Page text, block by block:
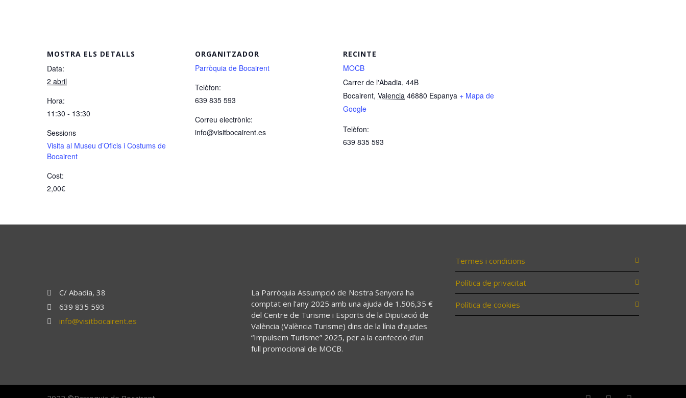
MOSTRA ELS DETALLS
Data:
2 abril
Hora:
11:30 - 13:30
Sessions
Visita al Museu d’Oficis i Costums de
Bocairent
Cost:
2,00€
ORGANITZADOR
Parròquia de Bocairent
Telèfon:
639 835 593
Correu electrònic:
info@visitbocairent.es
RECINTE
MOCB
Carrer de l'Abadia, 44B
Bocairent, Valencia 46880 Espanya + Mapa de
Google
Telèfon:
639 835 593
C/ Abadia, 38
639 835 593
info@visitbocairent.es
La Parròquia Assumpció de Nostra Senyora ha
comptat en l’any 2025 amb una ajuda de 1.506,35 €
del Centre de Turisme i Esports de la Diputació de
València (València Turisme) dins de la línia d’ajudes
“Impulsem Turisme” 2025, per a la confecció d’un
full promocional de MOCB.
Termes i condicions
Política de privacitat
Política de cookies